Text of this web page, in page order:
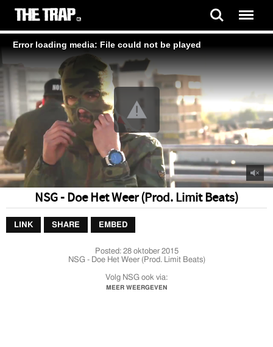
Error loading media: File could not be played
NSG - Doe Het Weer (Prod. Limit Beats)
LINK SHARE EMBED
Posted:28 oktober 2015
NSG - Doe Het Weer (Prod. Limit Beats)
Volg NSG ook via:
http://www.instagram.com/follownsgrotterdam
MEER WEERGEVEN